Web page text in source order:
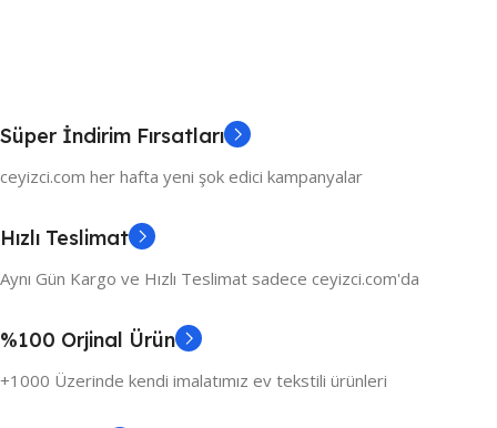
Süper İndirim Fırsatları
ceyizci.com her hafta yeni şok edici kampanyalar
Hızlı Teslimat
Aynı Gün Kargo ve Hızlı Teslimat sadece ceyizci.com'da
%100 Orjinal Ürün
+1000 Üzerinde kendi imalatımız ev tekstili ürünleri